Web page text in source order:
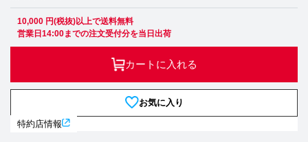
10,000 円(税抜)以上で送料無料
営業日14:00までの注文受付分を当日出荷
カートに入れる
お気に入り
特約店情報